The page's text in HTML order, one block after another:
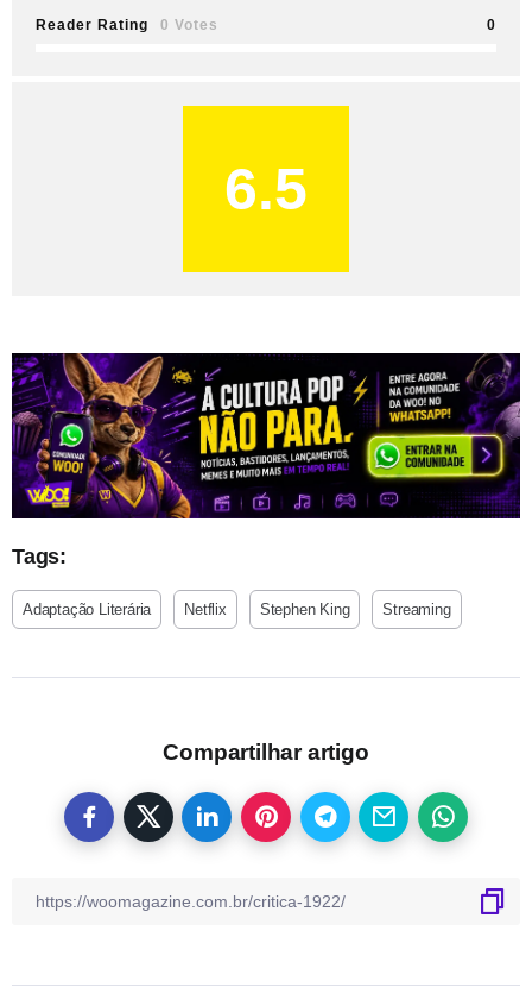
Reader Rating 0 Votes 0
6.5
Tags:
Adaptação Literária Netflix Stephen King Streaming
Compartilhar artigo